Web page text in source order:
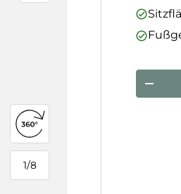
1/
von
8
360°-Ansicht öffnen
Anzahl